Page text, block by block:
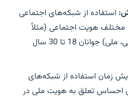
استفاده از شبکه‌های اجتماعی
مختلف هویت اجتماعی (مثلاً
هویت فردی، گروهی، ملی) جوانان 18 تا 30 سال
زمان استفاده از شبکه‌های
احساس تعلق به هویت ملی در